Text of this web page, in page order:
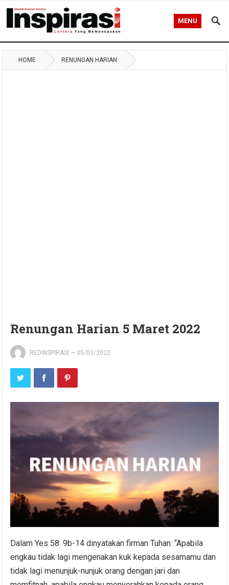
MENU
HOME RENUNGAN HARIAN
Renungan Harian 5 Maret 2022
REDINSPIRASI — 05/03/2022
Dalam Yes 58: 9b-14 dinyatakan firman Tuhan: “Apabila
engkau tidak lagi mengenakan kuk kepada sesamamu dan
tidak lagi menunjuk-nunjuk orang dengan jari dan